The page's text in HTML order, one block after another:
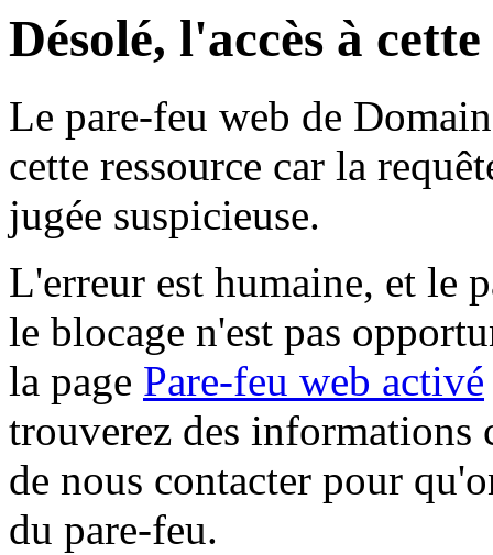
Désolé, l'accès à
Le pare-feu web de
cette ressource car la
jugée suspicieuse.
L'erreur est humaine, et le
le blocage n'est pas
la page Pare-feu web activé
trouverez des informations
de nous contacter pour
du pare-feu.